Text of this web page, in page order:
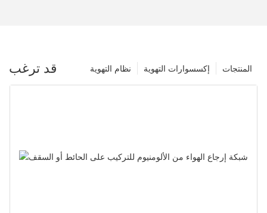
قد ترغب المنتجات إكسسوارات التهوية نظام التهوية